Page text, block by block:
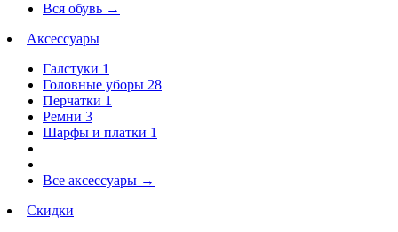
Вся обувь →
Аксессуары
Галстуки 1
Головные уборы 28
Перчатки 1
Ремни 3
Шарфы и платки 1
Все аксессуары →
Скидки